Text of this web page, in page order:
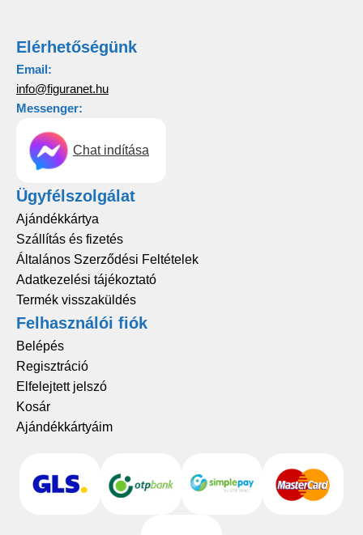
Elérhetőségünk
Email:
info@figuranet.hu
Messenger:
Chat indítása
Ügyfélszolgálat
Ajándékkártya
Szállítás és fizetés
Általános Szerződési Feltételek
Adatkezelési tájékoztató
Termék visszaküldés
Felhasználói fiók
Belépés
Regisztráció
Elfelejtett jelszó
Kosár
Ajándékkártyáim